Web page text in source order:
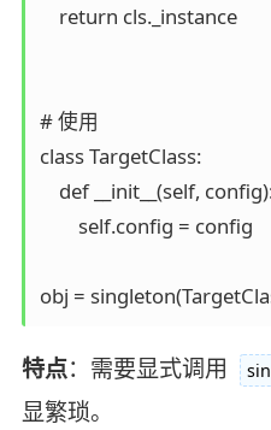
    return cls._instance
# 使用
class TargetClass:
def __init__(self,
        self.config = config
特点：需要显式调用
显繁琐。